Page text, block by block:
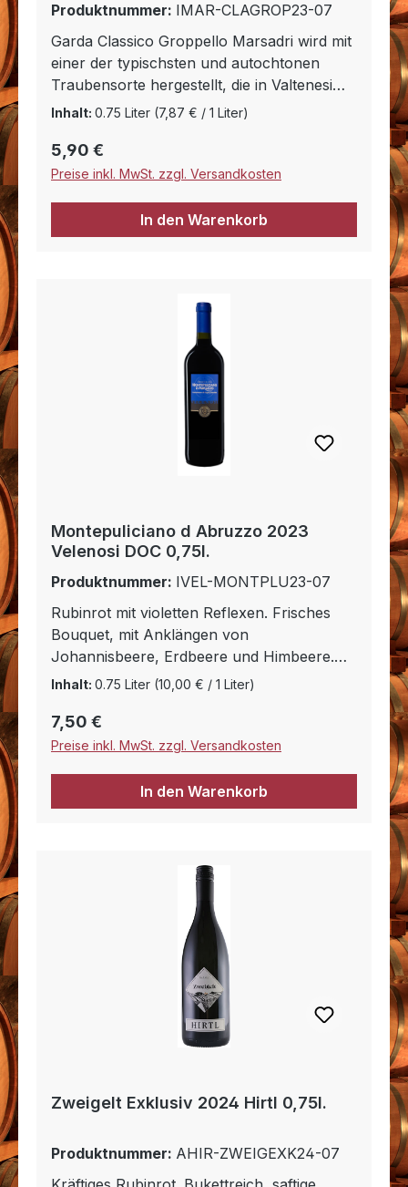
Produktnummer: IMAR-CLAGROP23-07
Garda Classico Groppello Marsadri wird mit
einer der typischsten und autochtonen
Traubensorte hergestellt, die in Valtenesi
angebaut werden: Groppello. Er hat eine
mild und ausgeglichen. Seine Farbe ist
rubinrot. Groppello passt zu verschiedenen
Saucen, Fleischgerichten und Vorspeisen.
Besonders geeignet ist er zu Salami oder
Inhalt: 0.75 Liter (7,87 € / 1 Liter)
Regulärer Preis:
5,90 €
Preise inkl. MwSt. zzgl. Versandkosten
In den Warenkorb
Montepuliciano d Abruzzo 2023
Velenosi DOC 0,75l.
Produktnummer: IVEL-MONTPLU23-07
Rubinrot mit violetten Reflexen. Frisches
Bouquet, mit Anklängen von
Johannisbeere, Erdbeere und Himbeere.
Frischer und fruchtiger Charakter, weich
Speiseempfehlungen: Passt besonders gut
zu Wildgerichten und rotem Fleisch, aber
Nudelgerichten
Inhalt: 0.75 Liter (10,00 € / 1 Liter)
Regulärer Preis:
7,50 €
Preise inkl. MwSt. zzgl. Versandkosten
In den Warenkorb
Zweigelt Exklusiv 2024 Hirtl 0,75l.
Produktnummer: AHIR-ZWEIGEXK24-07